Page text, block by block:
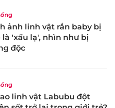
ảnh linh vật rắn baby bị
là 'xấu lạ', nhìn như bị
độc
linh vật Labubu đột